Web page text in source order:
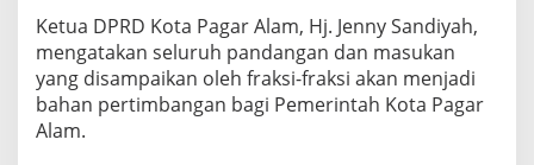
j
a
w
b
Ketua DPRD Kota Pagar Alam, Hj. Jenny Sandiyah,
mengatakan seluruh pandangan dan masukan
yang disampaikan oleh fraksi-fraksi akan menjadi
bahan pertimbangan bagi Pemerintah Kota Pagar
Alam.